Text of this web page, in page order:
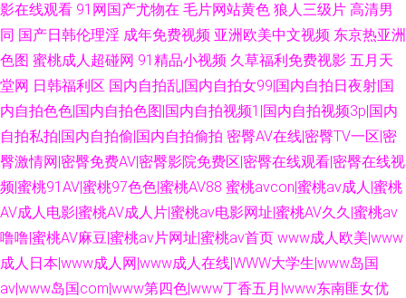
影在线观看 91网国产尤物在 毛片网站黄色 狼人三级片 高清男
同 国产日韩伦理淫 成年免费视频 亚洲欧美中文视频 东京热亚洲
色图 蜜桃成人超碰网 91精品小视频 久草福利免费视影 五月天
堂网 日韩福利区 国内自拍乱|国内自拍女99|国内自拍日夜射|国
内自拍色色|国内自拍色图|国内自拍视频1|国内自拍视频3p|国内
自拍私拍|国内自拍偷|国内自拍偷拍 密臀AV在线|密臀TV一区|密
臀激情网|密臀免费AV|密臀影院免费区|密臀在线观看|密臀在线视
频|蜜桃91AV|蜜桃97色色|蜜桃AV88 蜜桃avcon|蜜桃av成人|蜜桃
AV成人电影|蜜桃AV成人片|蜜桃av电影网址|蜜桃AV久久|蜜桃av
噜噜|蜜桃AV麻豆|蜜桃av片网址|蜜桃av首页 www成人欧美|www
成人日本|www成人网|www成人在线|WWW大学生|www岛国
av|www岛国com|www第四色|www丁香五月|www东南匪女优